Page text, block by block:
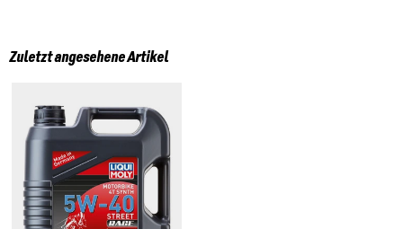
Zuletzt angesehene Artikel